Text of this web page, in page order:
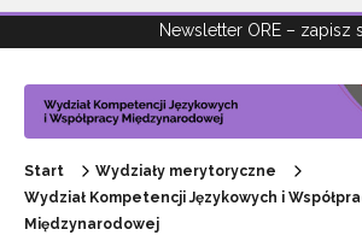
Newsletter ORE – zapisz
Start
Wydziały merytoryczne
Wydział Kompetencji Językowych i
Międzynarodowej